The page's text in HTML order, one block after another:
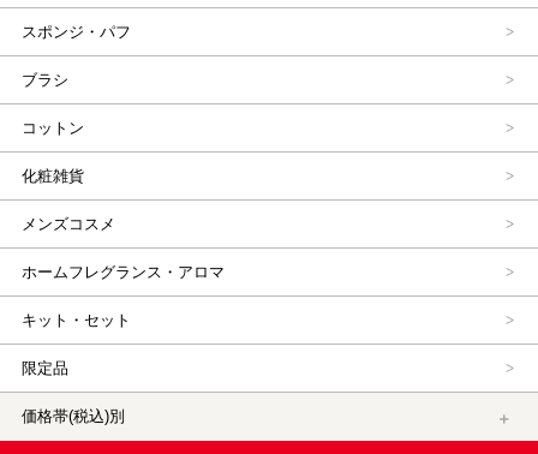
スポンジ・パフ
ブラシ
コットン
化粧雑貨
メンズコスメ
ホームフレグランス・アロマ
キット・セット
限定品
価格帯(税込)別